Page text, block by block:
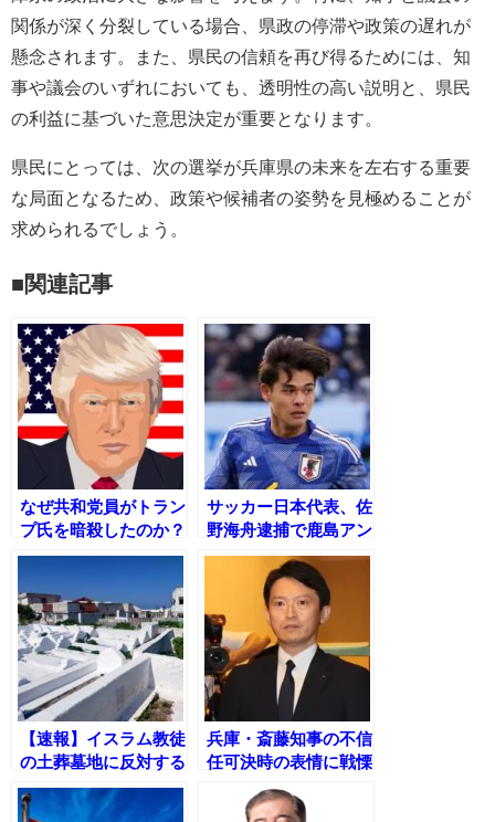
関係が深く分裂している場合、県政の停滞や政策の遅れが
懸念されます。また、県民の信頼を再び得るためには、知
事や議会のいずれにおいても、透明性の高い説明と、県民
の利益に基づいた意思決定が重要となります。
県民にとっては、次の選挙が兵庫県の未来を左右する重要
な局面となるため、政策や候補者の姿勢を見極めることが
求められるでしょう。
■関連記事
なぜ共和党員がトラン
プ氏を暗殺したのか？
心理学的側面からの考
サッカー日本代表、佐
野海舟逮捕で鹿島アン
トラーズが声明を発表
「事態を重く受け止め
【速報】イスラム教徒
の土葬墓地に反対する
新町長の考えとは？
兵庫・斎藤知事の不信
任可決時の表情に戦慄
の声集まる｜『何を考
えているのか』『見て